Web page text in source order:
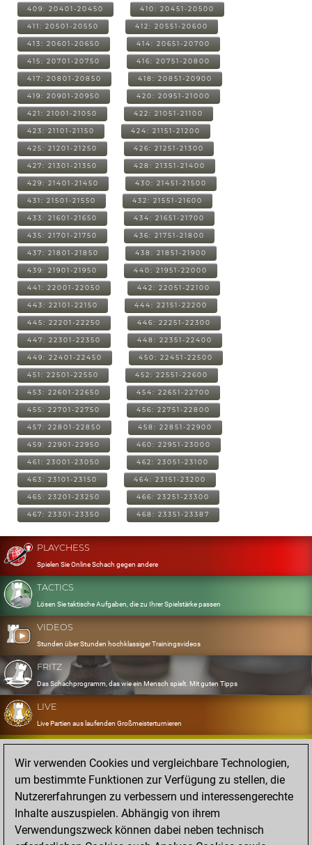
409: 20401-20450 410: 20451-20500
411: 20501-20550 412: 20551-20600
413: 20601-20650 414: 20651-20700
415: 20701-20750 416: 20751-20800
417: 20801-20850 418: 20851-20900
419: 20901-20950 420: 20951-21000
421: 21001-21050 422: 21051-21100
423: 21101-21150 424: 21151-21200
425: 21201-21250 426: 21251-21300
427: 21301-21350 428: 21351-21400
429: 21401-21450 430: 21451-21500
431: 21501-21550 432: 21551-21600
433: 21601-21650 434: 21651-21700
435: 21701-21750 436: 21751-21800
437: 21801-21850 438: 21851-21900
439: 21901-21950 440: 21951-22000
441: 22001-22050 442: 22051-22100
443: 22101-22150 444: 22151-22200
445: 22201-22250 446: 22251-22300
447: 22301-22350 448: 22351-22400
449: 22401-22450 450: 22451-22500
451: 22501-22550 452: 22551-22600
453: 22601-22650 454: 22651-22700
455: 22701-22750 456: 22751-22800
457: 22801-22850 458: 22851-22900
459: 22901-22950 460: 22951-23000
461: 23001-23050 462: 23051-23100
463: 23101-23150 464: 23151-23200
465: 23201-23250 466: 23251-23300
467: 23301-23350 468: 23351-23387
PLAYCHESS
Spielen Sie Online Schach gegen andere
TACTICS
Lösen Sie taktische Aufgaben, die zu Ihrer Spielstärke passen
VIDEOS
Stunden über Stunden hochklassiger Trainingsvideos
FRITZ
Das Schachprogramm, das wie ein Mensch spielt. Mit guten Tipps
LIVE
Live Partien aus laufenden Großmeisterturnieren
OPENINGS
Erfassen und Üben Sie Ihr Eröffnungsrepertoire
DATABASE
Acht Millionen starke Partien
MYGAMES
Speichern und analysieren Sie eigene Partien in der Cloud
Wir verwenden Cookies und vergleichbare Technologien,
um bestimmte Funktionen zur Verfügung zu stellen, die
Nutzererfahrungen zu verbessern und interessengerechte
Inhalte auszuspielen. Abhängig von ihrem
Verwendungszweck können dabei neben technisch